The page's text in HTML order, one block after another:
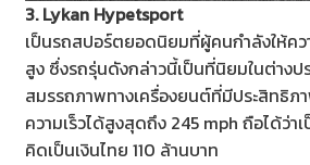
3. Lykan Hypetsport
เป็นรถสปอร์ตยอดนิยมที่ผู้คนกำลังให้คว
สูง ซึ่งรถรุ่นดังกล่าวนี้เป็นที่นิยมในต่างป
สมรรถภาพทางเครื่องยนต์ที่มีประสิทธิภ
ความเร็วได้สูงสุดถึง 245 mph ถือได้ว่
คิดเป็นเงินไทย 110 ล้านบาท